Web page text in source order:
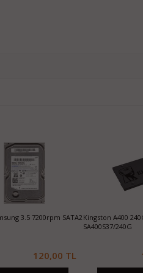
500GB Seagate Barracuda 7200rpm